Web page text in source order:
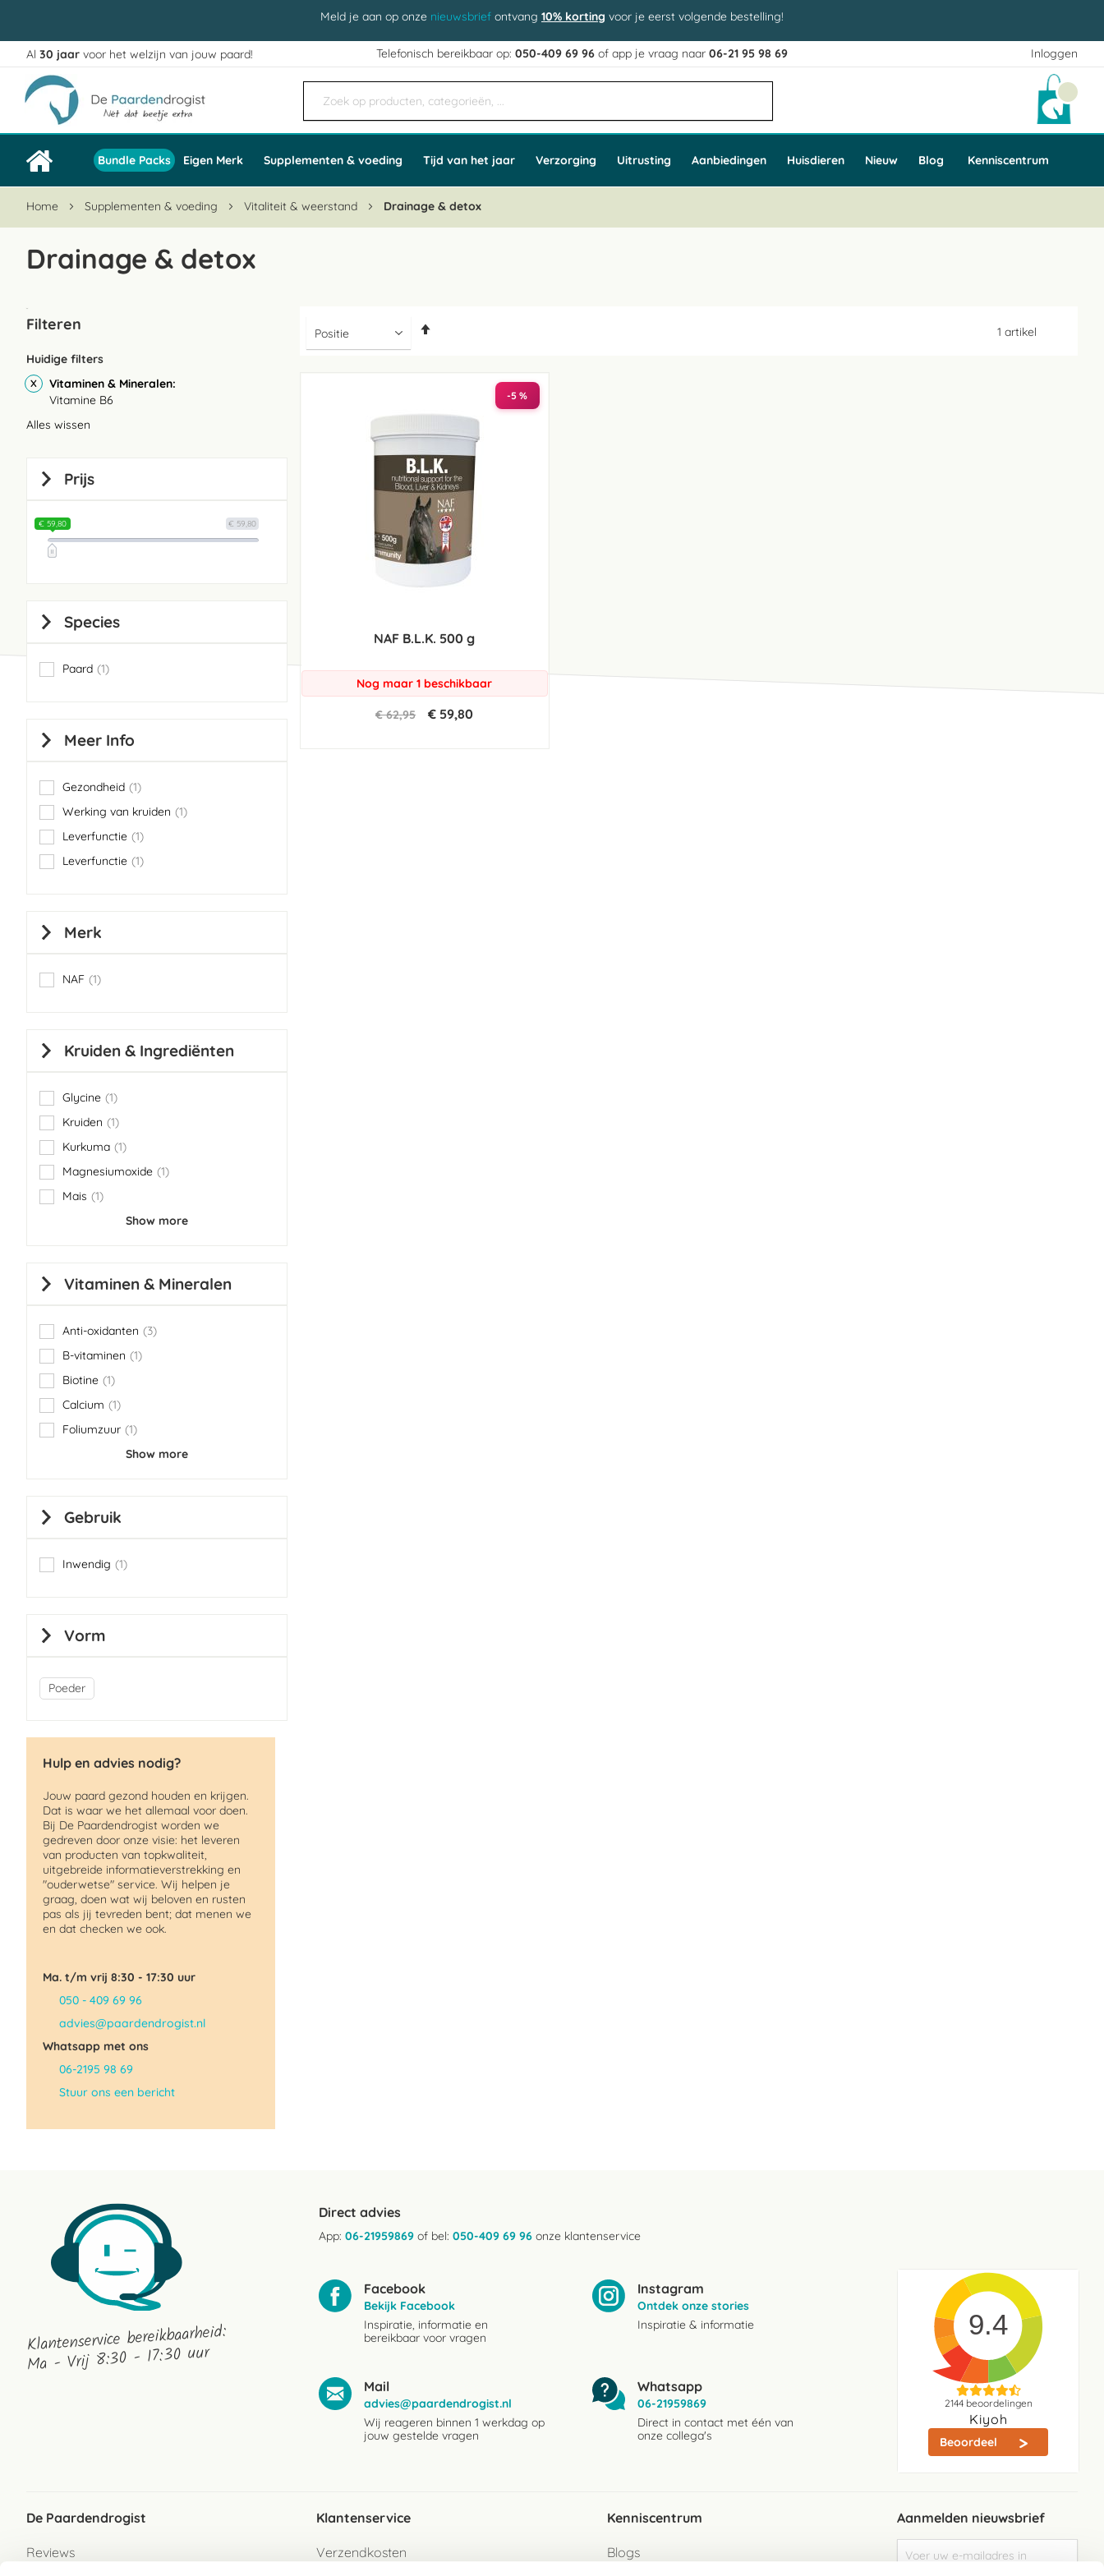
Meld je aan op onze nieuwsbrief ontvang 10% korting voor je eerst volgende bestelling!
Inloggen
Ga
naar
de
inhoud
Al 30 jaar voor het welzijn van jouw paard! Telefonisch bereikbaar op:050-409 69 96 of app je vraag naar06-21 95 98 69
Bundle Packs Eigen Merk Supplementen & voeding Tijd van het jaar Verzorging Uitrusting Aanbiedingen Huisdieren Nieuw Blog Kenniscentrum
Home Supplementen & voeding Vitaliteit & weerstand Drainage & detox
Drainage & detox
1 artikel
-5 %
NAF B.L.K. 500 g
Nog maar 1 beschikbaar
€ 62,95 € 59,80
Filteren
Huidige filters
Vitaminen & Mineralen
Vitamine B6
Alles wissen
Prijs
€ 59,80
€ 59,80
Species
Paard 1
item
Meer Info
Gezondheid 1
item
Werking van kruiden
1
item
Leverfunctie 1
item
Leverfunctie 1
item
Merk
NAF 1
item
Kruiden & Ingrediënten
Glycine 1
item
Kruiden
1
item
Kurkuma 1
item
Magnesiumoxide 1
item
Mais
1
item
Show more
Vitaminen & Mineralen
Anti-oxidanten 3
items
B-vitaminen
1
item
Biotine 1
item
Calcium
1
item
Foliumzuur 1
item
Show more
Gebruik
Inwendig 1
item
Vorm
Poeder
Hulp en advies nodig?
Jouw paard gezond houden en krijgen.
Dat is waar we het allemaal voor doen.
Bij De Paardendrogist worden we
gedreven door onze visie: het leveren
van producten van topkwaliteit,
uitgebreide informatieverstrekking en
"ouderwetse" service. Wij helpen je
graag, doen wat wij beloven en rusten
pas als jij tevreden bent; dat menen we
en dat checken we ook.
Ma. t/m vrij 8:30 - 17:30 uur
050 - 409 69 96
advies@paardendrogist.nl
Whatsapp met ons
06-2195 98 69
Stuur ons een bericht
Klantenservice bereikbaarheid:
Ma - Vrij 8:30 - 17:30 uur
Direct advies
App: 06-21959869 of bel: 050-409 69 96 onze klantenservice
Facebook
Bekijk Facebook
Inspiratie, informatie en
bereikbaar voor vragen
Instagram
Ontdek onze stories
Inspiratie & informatie
Mail
advies@paardendrogist.nl
Wij reageren binnen 1 werkdag op
jouw gestelde vragen
Whatsapp
06-21959869
Direct in contact met één van
onze collega's
9.4
2144beoordelingen
Kiyoh
Beoordeel
De Paardendrogist
Reviews
Klantenservice
Verzendkosten
Kenniscentrum
Blogs
Aanmelden nieuwsbrief
u